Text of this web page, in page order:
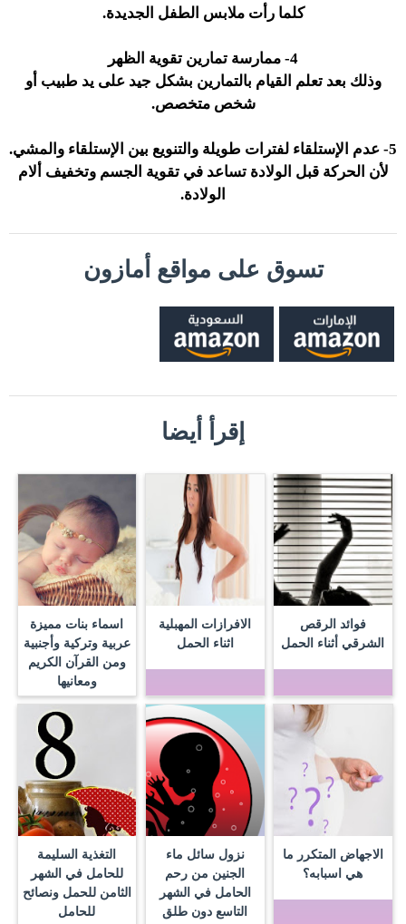
كلما رأت ملابس الطفل الجديدة.
4- ممارسة تمارين تقوية الظهر
وذلك بعد تعلم القيام بالتمارين بشكل جيد على يد طبيب أو
شخص متخصص.
5- عدم الإستلقاء لفترات طويلة والتنويع بين الإستلقاء والمشي.
لأن الحركة قبل الولادة تساعد في تقوية الجسم وتخفيف ألام
الولادة.
تسوق على مواقع أمازون
إقرأ أيضا
فوائد الرقص
الشرقي أثناء الحمل
الافرازات المهبلية
اثناء الحمل
اسماء بنات مميزة
عربية وتركية وأجنبية
ومن القرآن الكريم
ومعانيها
الاجهاض المتكرر ما
هي اسبابه؟
نزول سائل ماء
الجنين من رحم
الحامل في الشهر
التاسع دون طلق
التغذية السليمة
للحامل في الشهر
الثامن للحمل ونصائح
للحامل